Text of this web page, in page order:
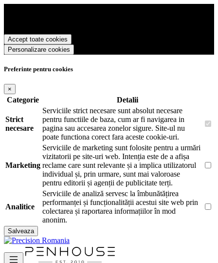
pentru a va oferi si livra functii avansate si continut personalizat de
marketing.
Pentru a va putea bucura de intreaga experienta ca vizitator
utilizare cookie-uri.
Accept toate cookies
Personalizare cookies
Preferinte pentru cookies
×
Categorie Detalii
Strict
necesare
Serviciile strict necesare sunt absolut necesare
pentru functiile de baza, cum ar fi navigarea in
pagina sau accesarea zonelor sigure. Site-ul nu
poate functiona corect fara aceste cookie-uri.
Marketing
Serviciile de marketing sunt folosite pentru a urmări
vizitatorii pe site-uri web. Intenția este de a afișa
reclame care sunt relevante și a implica utilizatorul
individual și, prin urmare, sunt mai valoroase
pentru editorii și agenții de publicitate terți.
Analitice
Serviciile de analiză servesc la îmbunătățirea
performanței și funcționalității acestui site web prin
colectarea și raportarea informațiilor în mod
anonim.
Salveaza